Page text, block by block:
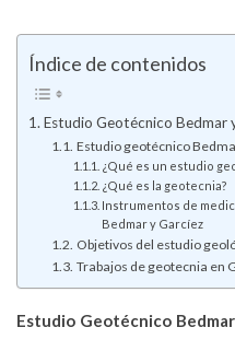
Índice de contenidos
Estudio Geotécnico Bedmar
Estudio geotécnico
¿Qué es un estudio
¿Qué es la geotecnia?
Instrumentos de
Bedmar y Garcíez
Objetivos del estudio
Trabajos de geotecnia en
Estudio Geotécnico